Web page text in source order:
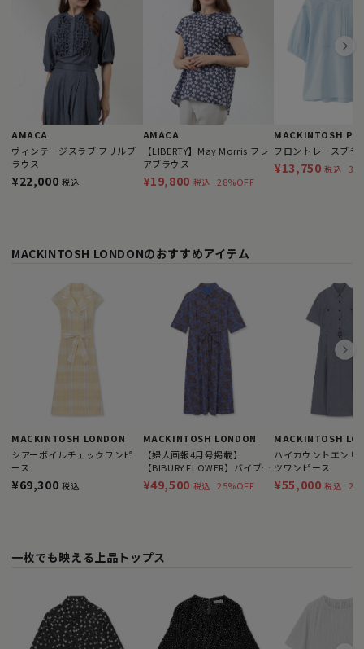
AMACA
ヴィンテージスラブ フリルブ
ラウス
¥22,000 税込
AMACA
【LIBERTY】May Morris フレ
アブラウス
¥19,800 税込 28%OFF
フロントレースブラ
¥13,750 税込
MACKINTOSH LONDONのおすすめアイテム
MACKINTOSH LONDON
シアーボイルチェックワンピ
ース
¥69,300 税込
MACKINTOSH LONDON
【婦人画報4月号掲載】
【BIBURY FLOWER】バイブリ
ーフラワースムースワンピー
ス
¥49,500 税込 25%OFF
MACKINTOSH
ハイカウントエンザ
ツワンピース
¥55,000 税込
一枚でも映える上品トップス